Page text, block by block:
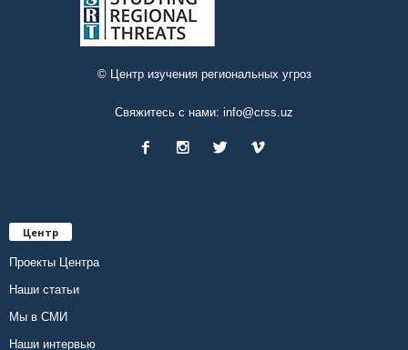
© Центр изучения региональных угроз
Свяжитесь с нами: info@crss.uz
Центр
Проекты Центра
Наши статьи
Мы в СМИ
Наши интервью